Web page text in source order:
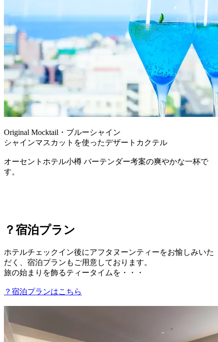
Original Mocktail・ブルーシャイン
シャインマスカットを使ったデザートカクテル
オーセントホテル小樽 バーテンダー考案の爽やかな一杯で
す。
？宿泊プラン
ホテルチェックイン後にアフタヌーンティーをお愉しみいた
だく、宿泊プランもご用意しております。
旅の始まりを飾るティータイムを・・・
？宿泊プランはこちら